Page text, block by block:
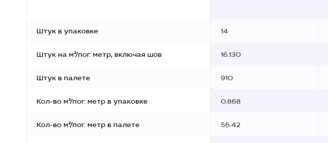
Штук в упаковке 14
Штук на м²/пог. метр, включая шов 16.130
Штук в палете 910
Кол-во м²/пог. метр в упаковке 0.868
Кол-во м²/пог. метр в палете 56.42